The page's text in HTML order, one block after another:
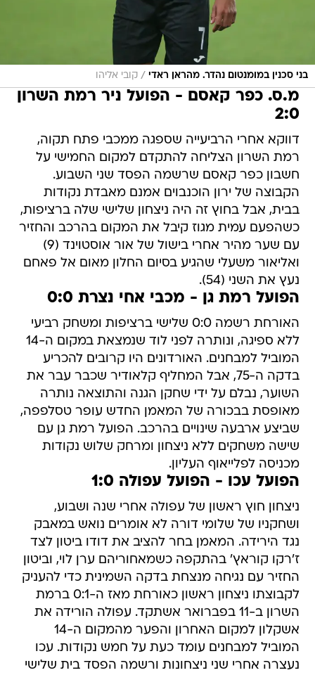
בני סכנין במומנטום נהדר. מהראן ראדי / קובי אליהו
מ.ס. כפר קאסם - הפועל ניר רמת השרון
2:0
דווקא אחרי הרביעייה שספגה ממכבי פתח תקוה,
רמת השרון הצליחה להתקדם למקום החמישי על
חשבון כפר קאסם שרשמה הפסד שני השבוע.
הקבוצה של ירון הוכנבוים אמנם מאבדת נקודות
בבית, אבל בחוץ זה היה ניצחון שלישי שלה ברציפות,
כשהפעם עמית מגוז קיבל את המקום בהרכב והחזיר
עם שער מהיר אחרי בישול של אור אוסטוינד (9)
ואליאור משעלי שהגיע בסיום החלון מאום אל פאחם
נעץ את השני (54).
הפועל רמת גן - מכבי אחי נצרת 0:0
האורחת רשמה 0:0 שלישי ברציפות ומשחק רביעי
ללא ספיגה, ונותרה לפני לוד שנמצאת במקום ה-14
המוביל למבחנים. האורדונים היו קרובים להכריע
בדקה ה-75, אבל המחליף קלאודיר שכבר עבר את
השוער, נבלם על ידי שחקן הגנה והתוצאה נותרה
מאופסת בבכורה של המאמן החדש עופר טסלפפה,
שביצע ארבעה שינויים בהרכב. הפועל רמת גן עם
שישה משחקים ללא ניצחון ומרחק שלוש נקודות
מכניסה לפלייאוף העליון.
הפועל עכו - הפועל עפולה 1:0
ניצחון חוץ ראשון של עפולה אחרי שנה ושבוע,
ושחקניו של שלומי דורה לא אומרים נואש במאבק
נגד הירידה. המאמן בחר להציב את דודו ביטון לצד
ז'רקו קוראץ' בהתקפה כשמאחוריהם ערן לוי, וביטון
החזיר עם נגיחה מנצחת בדקה השמינית כדי להעניק
לקבוצתו ניצחון ראשון כאורחת מאז ה-0:1 ברמת
השרון ב-11 בפברואר אשתקד. עפולה הורידה את
אשקלון למקום האחרון והפער מהמקום ה-14
המוביל למבחנים עומד כעת על חמש נקודות. עכו
נעצרה אחרי שני ניצחונות ורשמה הפסד בית שלישי